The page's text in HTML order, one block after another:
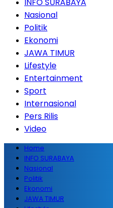
Nasional
Politik
Ekonomi
JAWA TIMUR
Lifestyle
Entertainment
Sport
Internasional
Pers Rilis
Video
Home
INFO SURABAYA
Nasional
Politik
Ekonomi
JAWA TIMUR